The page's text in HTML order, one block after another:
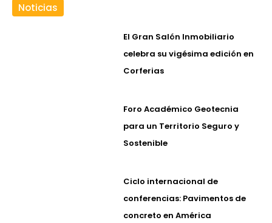
Noticias
El Gran Salón Inmobiliario
celebra su vigésima edición en
Corferias
Foro Académico Geotecnia
para un Territorio Seguro y
Sostenible
Ciclo internacional de
conferencias: Pavimentos de
concreto en América